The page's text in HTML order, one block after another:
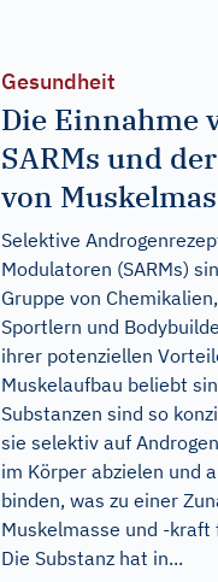
Gesundheit
Die Einnahme
SARMs und
von
Selektive
Modulatoren (SARMs)
Gruppe von
Sportlern und
ihrer potenziellen
Muskelaufbau beliebt
Substanzen sind so
sie selektiv auf
im Körper abzielen und
binden, was zu einer
Muskelmasse und -kraft
Die Substanz hat in...